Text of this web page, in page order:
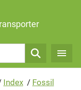
Sök
Index / Fossil